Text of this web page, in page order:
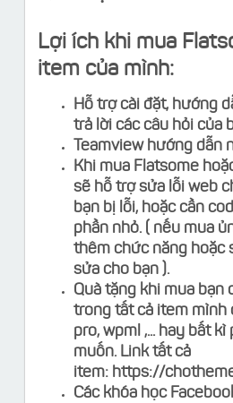
Lợi ích khi mua
item của mình:
Hỗ trợ cài đặt, hướng
trả lời các câu hỏi của
Teamview hướng dẫn
Khi mua Flatsome
sẽ hỗ trợ sửa lỗi web
bạn bị lỗi, hoặc cần
phần nhỏ. ( nếu mua
thêm chức năng hoặc
sửa cho bạn ).
Quà tặng khi mua bạn
trong tất cả item mình
pro, wpml ,... hay bất
muốn. Link tất cả
item: https://
Các khóa học